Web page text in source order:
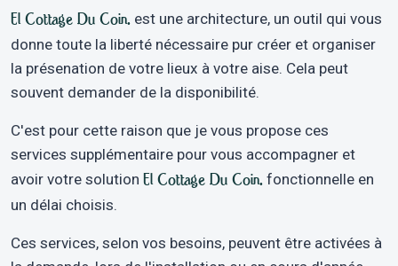
El Cottage Du Coin. est une architecture, un outil qui vous
donne toute la liberté nécessaire pur créer et organiser
la présenation de votre lieux à votre aise. Cela peut
souvent demander de la disponibilité.
C'est pour cette raison que je vous propose ces
services supplémentaire pour vous accompagner et
avoir votre solution El Cottage Du Coin. fonctionnelle en
un délai choisis.
Ces services, selon vos besoins, peuvent être activées à